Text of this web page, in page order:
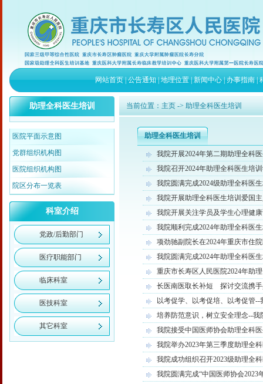
网站首页|公告通知|地理位置|新闻中心|办事指南|
助理全科医生培训
医院平面示意图
党群组织机构图
医院组织机构图
院区分布一览表
科室介绍
党政/后勤部门
医疗职能部门
临床科室
医技科室
其它科室
当前位置： 主页 -> 助理全科医生培训
助理全科医生培训
我院开展2024年第二期助理全科
我院召开2024年助理全科医生培
我院圆满完成2024级助理全科医
我院开展助理全科医生培训爱国
我院开展关注学员及学生心理健
我院顺利完成2024年助理全科医
项劲驰副院长在2024年重庆市住
我院圆满完成2024年助理全科医
重庆市长寿区人民医院2024年助
长医南医取长补短 探讨交流携手
以考促学、以考促培、以考促管
培养防范意识，树立安全理念--我
我院接受中国医师协会助理全科
我院举办2023年第三季度助理全
我院成功组织召开2023级助理全
我院圆满完成“中国医师协会2023